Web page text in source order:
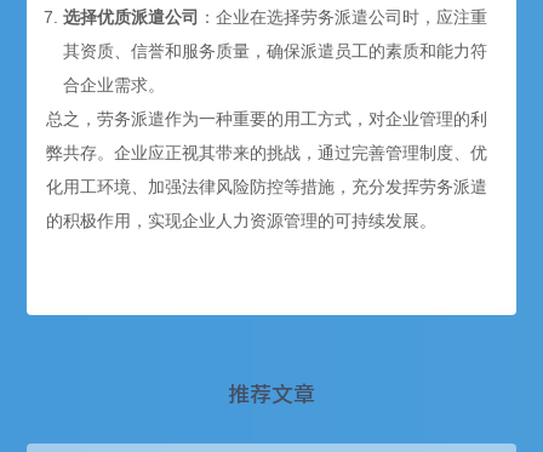
选择优质派遣公司 ：企业在选择劳务派遣公司时，应注重
其资质、信誉和服务质量，确保派遣员工的素质和能力符
合企业需求。
总之，劳务派遣作为一种重要的用工方式，对企业管理的利
弊共存。企业应正视其带来的挑战，通过完善管理制度、优
化用工环境、加强法律风险防控等措施，充分发挥劳务派遣
的积极作用，实现企业人力资源管理的可持续发展。
推荐文章